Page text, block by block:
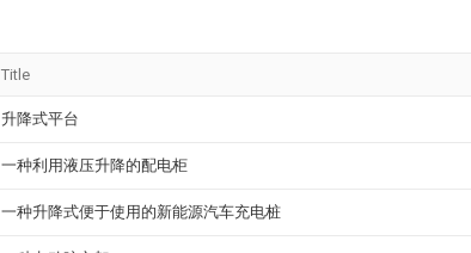
Title
升降式平台
一种利用液压升降的配电柜
一种升降式便于使用的新能源汽车充电桩